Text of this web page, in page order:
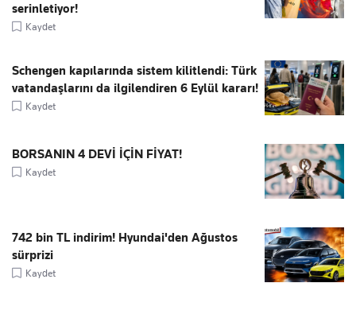
serinletiyor!
Kaydet
Schengen kapılarında sistem kilitlendi: Türk
vatandaşlarını da ilgilendiren 6 Eylül kararı!
Kaydet
BORSANIN 4 DEVİ İÇİN FİYAT!
Kaydet
742 bin TL indirim! Hyundai'den Ağustos
sürprizi
Kaydet